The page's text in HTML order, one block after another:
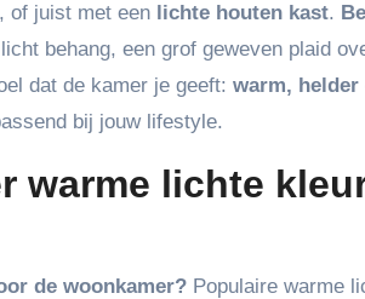
of juist met een lichte houten kast.
behang, een grof geweven plaid
dat de kamer je geeft: warm,
bij jouw lifestyle.
warme lichte
de woonkamer? Populaire warme